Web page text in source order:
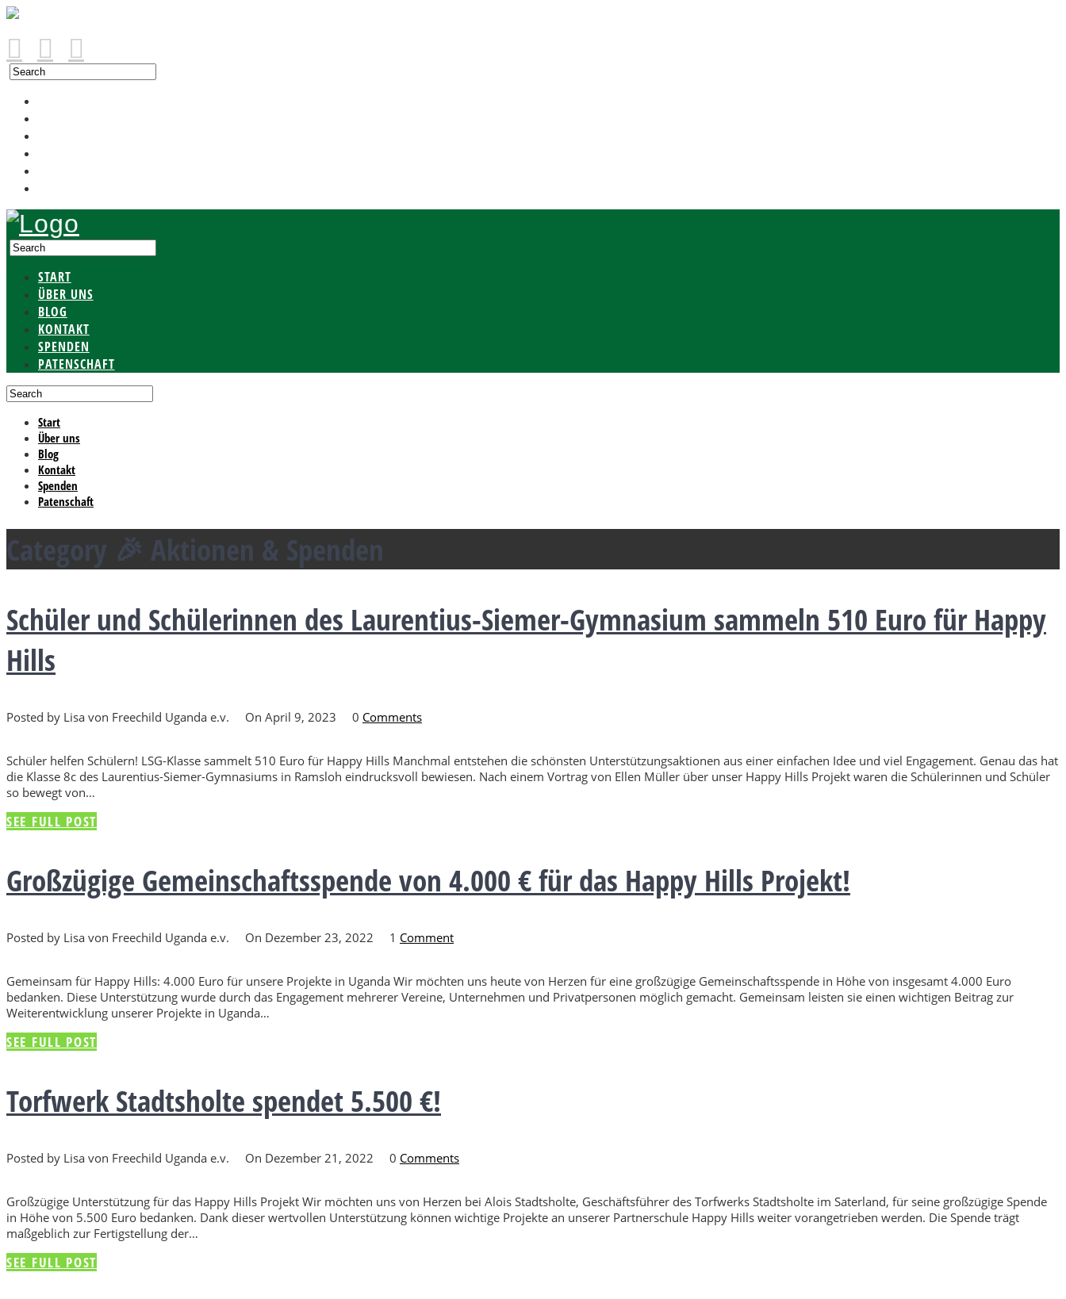
START
ÜBER UNS
BLOG
KONTAKT
SPENDEN
PATENSCHAFT
Start
Über uns
Blog
Kontakt
Spenden
Patenschaft
Category 🎉 Aktionen & Spenden
Schüler und Schülerinnen des Laurentius-Siemer-Gymnasium sammeln 510 Euro für Happy
Hills
Posted by Lisa von Freechild Uganda e.v. On April 9, 2023 0 Comments
Schüler helfen Schülern! LSG-Klasse sammelt 510 Euro für Happy Hills Manchmal entstehen die schönsten Unterstützungsaktionen aus einer einfachen Idee und viel Engagement. Genau das hat
die Klasse 8c des Laurentius-Siemer-Gymnasiums in Ramsloh eindrucksvoll bewiesen. Nach einem Vortrag von Ellen Müller über unser Happy Hills Projekt waren die Schülerinnen und Schüler
so bewegt von…
SEE FULL POST
Großzügige Gemeinschaftsspende von 4.000 € für das Happy Hills Projekt!
Posted by Lisa von Freechild Uganda e.v. On Dezember 23, 2022 1 Comment
Gemeinsam für Happy Hills: 4.000 Euro für unsere Projekte in Uganda Wir möchten uns heute von Herzen für eine großzügige Gemeinschaftsspende in Höhe von insgesamt 4.000 Euro
bedanken. Diese Unterstützung wurde durch das Engagement mehrerer Vereine, Unternehmen und Privatpersonen möglich gemacht. Gemeinsam leisten sie einen wichtigen Beitrag zur
Weiterentwicklung unserer Projekte in Uganda…
SEE FULL POST
Torfwerk Stadtsholte spendet 5.500 €!
Posted by Lisa von Freechild Uganda e.v. On Dezember 21, 2022 0 Comments
Großzügige Unterstützung für das Happy Hills Projekt Wir möchten uns von Herzen bei Alois Stadtsholte, Geschäftsführer des Torfwerks Stadtsholte im Saterland, für seine großzügige Spende
in Höhe von 5.500 Euro bedanken. Dank dieser wertvollen Unterstützung können wichtige Projekte an unserer Partnerschule Happy Hills weiter vorangetrieben werden. Die Spende trägt
maßgeblich zur Fertigstellung der…
SEE FULL POST